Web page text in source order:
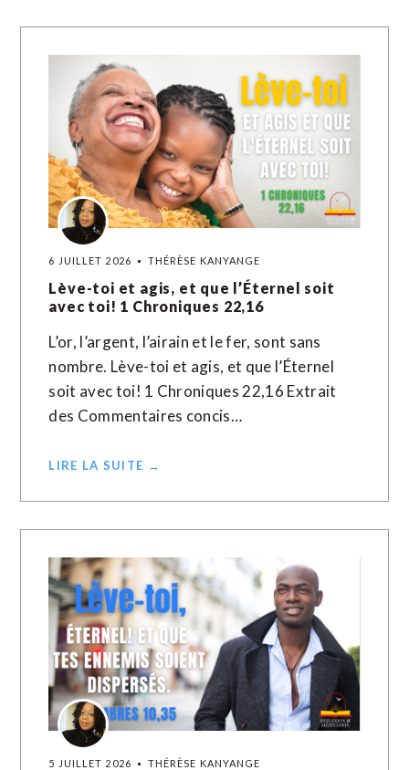
6 JUILLET 2026 THÉRÈSE KANYANGE
Lève-toi et agis, et que l’Éternel soit
avec toi! 1 Chroniques 22,16
L’or, l’argent, l’airain et le fer, sont sans
nombre. Lève-toi et agis, et que l’Éternel
soit avec toi! 1 Chroniques 22,16 Extrait
des Commentaires concis…
LIRE LA SUITE →
5 JUILLET 2026 THÉRÈSE KANYANGE